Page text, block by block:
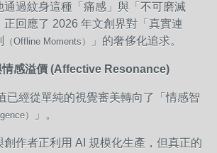
通過紋身這種「痛感」與「不可磨滅
回應了 2026 年文創界對「真實連
（Offline Moments） 」的奢侈化追求。
情感溢價 (Affective Resonance)
已經從單純的視覺審美轉向了「情感智
） 」。
創作者正利用 AI 規模化生產，但真正的